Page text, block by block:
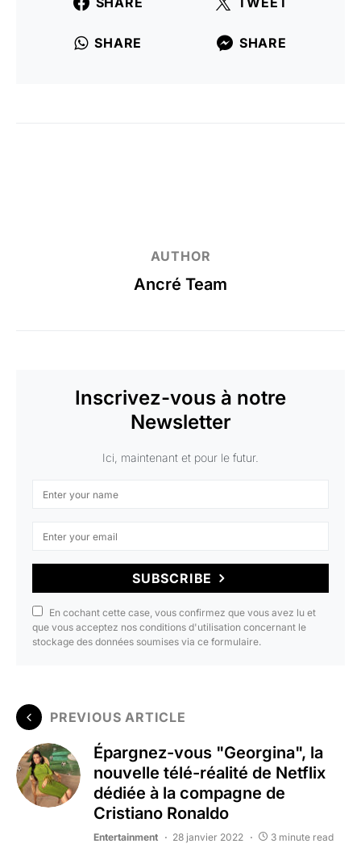
SHARE SHARE
AUTHOR
Ancré Team
Inscrivez-vous à notre
Newsletter
Ici, maintenant et pour le futur.
SUBSCRIBE
En cochant cette case, vous confirmez que vous avez lu et
que vous acceptez nos conditions d'utilisation concernant le
stockage des données soumises via ce formulaire.
PREVIOUS ARTICLE
Épargnez-vous "Georgina", la
nouvelle télé-réalité de Netflix
dédiée à la compagne de
Cristiano Ronaldo
Entertainment 28 janvier 2022 3 minute read